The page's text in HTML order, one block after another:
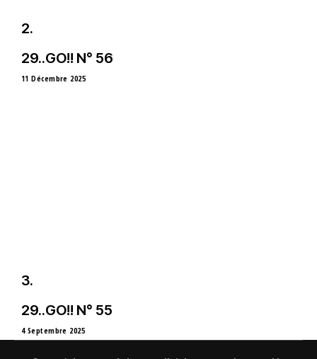
29..GO!! N° 56
11 Décembre 2025
29..GO!! N° 55
4 Septembre 2025